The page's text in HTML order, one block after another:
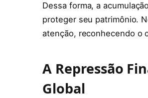
Dessa forma, a
proteger seu patrimônio.
atenção, reconhecendo o
A Repressão
Global